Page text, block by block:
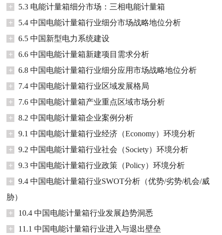
+
5.3 电能计量箱细分市场：三相电能计量箱
+
5.4 中国电能计量箱行业细分市场战略地位分析
+
6.5 中国新型电力系统建设
+
6.6 中国电能计量箱新建项目需求分析
+
6.8 中国电能计量箱行业细分应用市场战略地位分析
+
7.4 中国电能计量箱行业区域发展格局
+
7.6 中国电能计量箱产业重点区域市场分析
+
8.2 中国电能计量箱企业案例分析
+
9.1 中国电能计量箱行业经济（Economy）环境分析
+
9.2 中国电能计量箱行业社会（Society）环境分析
+
9.3 中国电能计量箱行业政策（Policy）环境分析
+
9.4 中国电能计量箱行业SWOT分析（优势/劣势/机会/威
胁）
+
10.4 中国电能计量箱行业发展趋势洞悉
+
11.1 中国电能计量箱行业进入与退出壁垒